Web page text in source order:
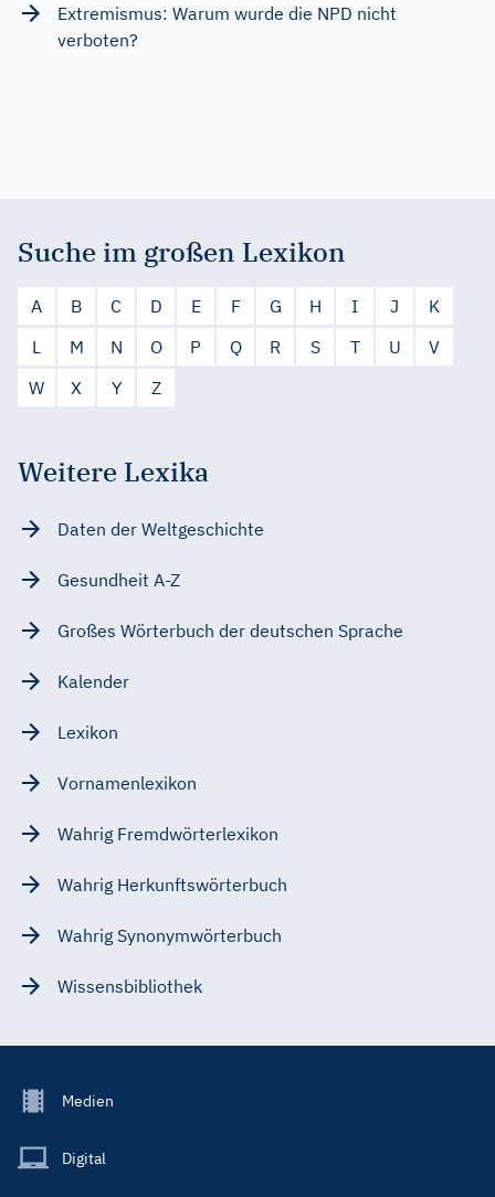
Extremismus: Warum wurde die NPD nicht
verboten?
Suche im großen Lexikon
A B C D E F G H I J
K
L
M N O P Q R S T U
V
W
X Y Z
Weitere Lexika
Daten der Weltgeschichte
Gesundheit A-Z
Großes Wörterbuch der deutschen Sprache
Kalender
Lexikon
Vornamenlexikon
Wahrig Fremdwörterlexikon
Wahrig Herkunftswörterbuch
Wahrig Synonymwörterbuch
Wissensbibliothek
Footer
Main
Medien
Digital